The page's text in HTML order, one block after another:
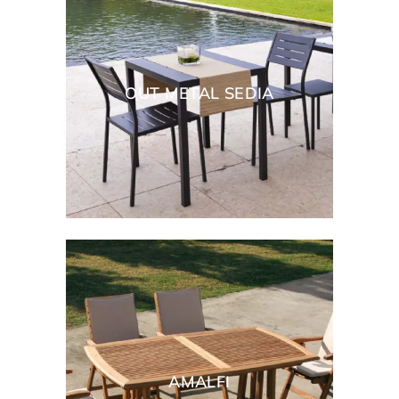
OUT METAL SEDIA
AMALFI